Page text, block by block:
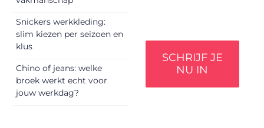
Snickers werkkleding:
slim kiezen per seizoen en
klus
Chino of jeans: welke
broek werkt echt voor
jouw werkdag?
SCHRIJF JE
NU IN